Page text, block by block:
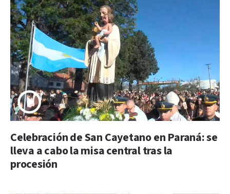
Celebración de San Cayetano en Paraná: se
lleva a cabo la misa central tras la
procesión